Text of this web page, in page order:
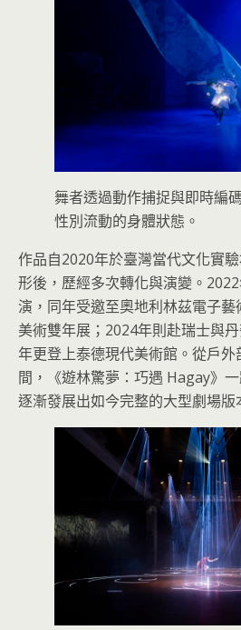
舞者透過動作捕捉與即時編
性別流動的身體狀態。
作品自2020年於臺灣當代文化實
形後，歷經多次轉化與演變。
演，同年受邀至奧地利林茲電子
美術雙年展；2024年則赴瑞士與
年更登上泰德現代美術館。從戶
間，《遊林驚夢：巧遇 Hagay》
逐漸發展出如今完整的大型劇場版